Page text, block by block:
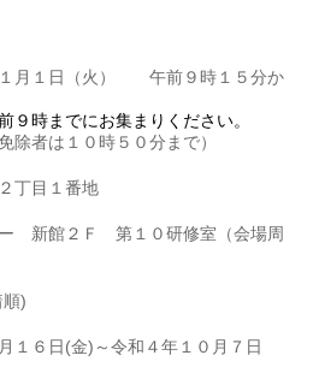
１日（火） 午前９時１５分か
９時までにお集まりください。
除者は１０時５０分まで）
目１番地
新館２Ｆ 第１０研修室（会場周
)
日(金)～令和４年１０月７日